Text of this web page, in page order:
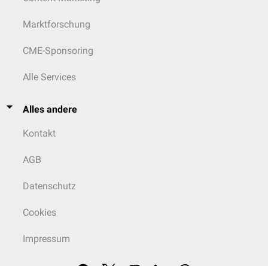
Marktforschung
CME-Sponsoring
Alle Services
Alles andere
Kontakt
AGB
Datenschutz
Cookies
Impressum